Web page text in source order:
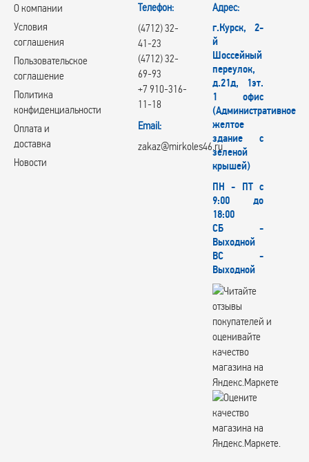
О компании
Условия
соглашения
Пользовательское
соглашение
Политика
конфиденциальности
Оплата и
доставка
Новости
Телефон:
(4712) 32-
41-23
(4712) 32-
69-93
+7 910-316-
11-18
Email:
zakaz@mirkoles46.ru
Адрес:
г.Курск, 2-
й
Шоссейный
переулок,
д.21д, 1эт.
1 офис
(Административное
желтое
здание с
зеленой
крышей)
ПН - ПТ с
9:00 до
18:00
СБ -
Выходной
ВС -
Выходной